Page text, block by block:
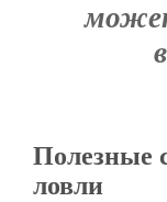
Полезные
ловли